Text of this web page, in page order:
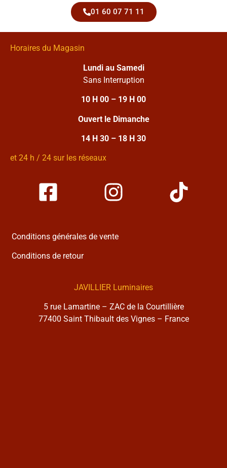
01 60 07 71 11
Horaires du Magasin
Lundi au Samedi
Sans Interruption
10 H 00 – 19 H 00
Ouvert le Dimanche
14 H 30 – 18 H 30
et 24 h / 24 sur les réseaux
Conditions générales de vente
Conditions de retour
JAVILLIER Luminaires
5 rue Lamartine – ZAC de la Courtillière
77400 Saint Thibault des Vignes – France